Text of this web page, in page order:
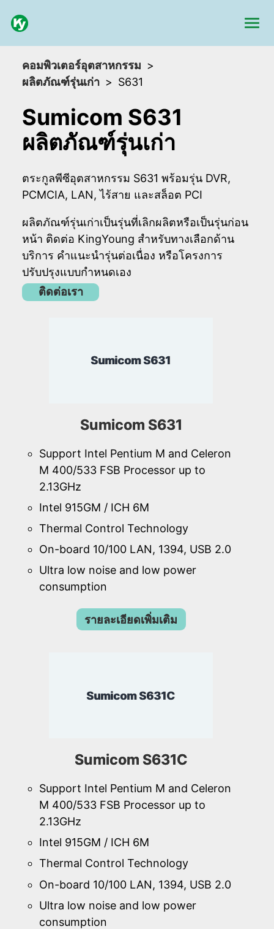
คอมพิวเตอร์อุตสาหกรรม
ผลิตภัณฑ์รุ่นเก่า
S631
Sumicom S631
ผลิตภัณฑ์รุ่นเก่า
ตระกูลพีซีอุตสาหกรรม S631 พร้อมรุ่น DVR,
PCMCIA, LAN, ไร้สาย และสล็อต PCI
ผลิตภัณฑ์รุ่นเก่าเป็นรุ่นที่เลิกผลิตหรือเป็นรุ่นก่อน
หน้า ติดต่อ KingYoung สำหรับทางเลือกด้าน
บริการ คำแนะนำรุ่นต่อเนื่อง หรือโครงการ
ปรับปรุงแบบกำหนดเอง
ติดต่อเรา
Sumicom S631
Sumicom S631
Support Intel Pentium M and Celeron
M 400/533 FSB Processor up to
2.13GHz
Intel 915GM / ICH 6M
Thermal Control Technology
On-board 10/100 LAN, 1394, USB 2.0
Ultra low noise and low power
consumption
รายละเอียดเพิ่มเติม
Sumicom S631C
Sumicom S631C
Support Intel Pentium M and Celeron
M 400/533 FSB Processor up to
2.13GHz
Intel 915GM / ICH 6M
Thermal Control Technology
On-board 10/100 LAN, 1394, USB 2.0
Ultra low noise and low power
consumption